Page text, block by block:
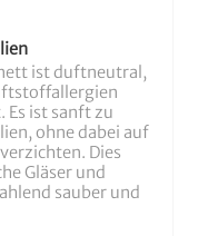
ist duftneutral,
Es ist sanft zu
ohne dabei auf
Dies
Gläser und
sauber und